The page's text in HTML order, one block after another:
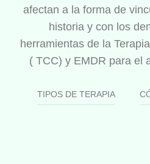
afectan a la forma de
historia y con los
herramientas de la
( TCC) y EMDR para el
TIPOS DE TERAPIA